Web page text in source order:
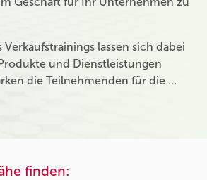
lassen sich dabei
und Dienstleistungen
die Teilnehmenden für die …
finden: